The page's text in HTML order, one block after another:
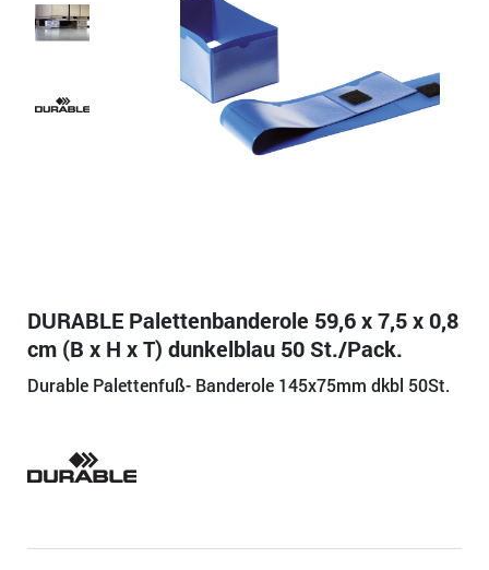
DURABLE Palettenbanderole 59,6 x 7,5 x 0,8
cm (B x H x T) dunkelblau 50 St./Pack.
Durable Palettenfuß- Banderole 145x75mm dkbl 50St.